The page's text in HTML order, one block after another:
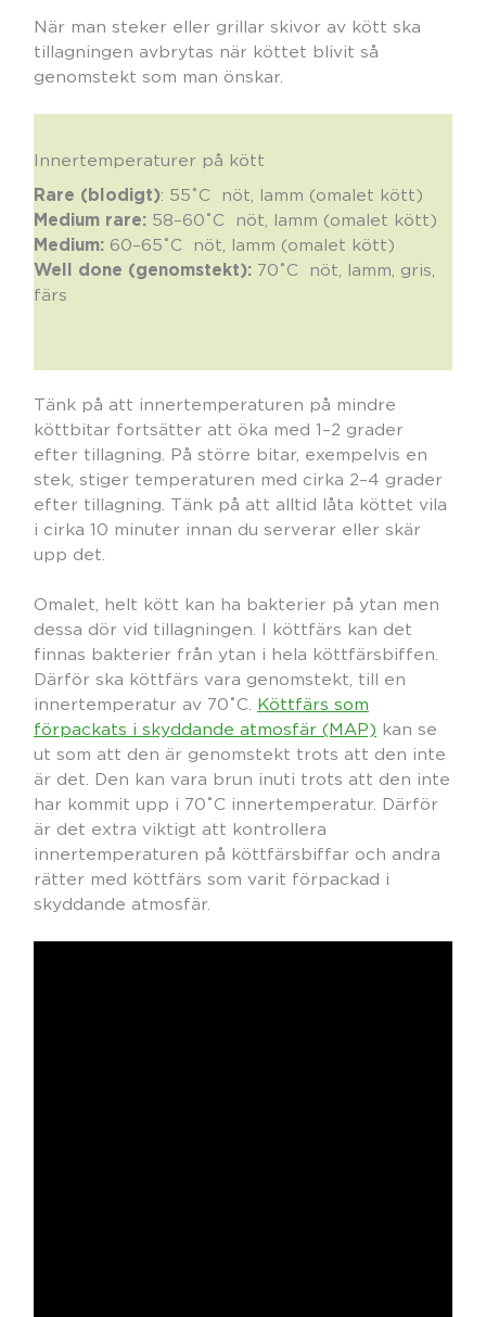
När man steker eller grillar skivor av kött ska
tillagningen avbrytas när köttet blivit så
genomstekt som man önskar.
Innertemperaturer på kött
Rare (blodigt): 55˚C nöt, lamm (omalet kött)
Medium rare: 58–60˚C nöt, lamm (omalet kött)
Medium: 60–65˚C nöt, lamm (omalet kött)
Well done (genomstekt): 70˚C nöt, lamm, gris,
färs
Tänk på att innertemperaturen på mindre
köttbitar fortsätter att öka med 1–2 grader
efter tillagning. På större bitar, exempelvis en
stek, stiger temperaturen med cirka 2–4 grader
efter tillagning. Tänk på att alltid låta köttet vila
i cirka 10 minuter innan du serverar eller skär
upp det.
Omalet, helt kött kan ha bakterier på ytan men
dessa dör vid tillagningen. I köttfärs kan det
finnas bakterier från ytan i hela köttfärsbiffen.
Därför ska köttfärs vara genomstekt, till en
innertemperatur av 70˚C. Köttfärs som
förpackats i skyddande atmosfär (MAP) kan se
ut som att den är genomstekt trots att den inte
är det. Den kan vara brun inuti trots att den inte
har kommit upp i 70˚C innertemperatur. Därför
är det extra viktigt att kontrollera
innertemperaturen på köttfärsbiffar och andra
rätter med köttfärs som varit förpackad i
skyddande atmosfär.